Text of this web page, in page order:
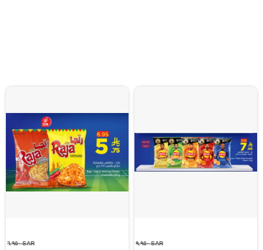
SAR ٩.٩٥٠ SAR ٦.٩٥٠